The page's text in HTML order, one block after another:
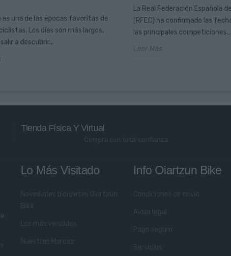
es una de las épocas favoritas de
Los días son más largos,
a descubrir...
La Real Federación Española
(RFEC) ha confirmado las
las principales competiciones...
Leer Más
Tienda Física Y Virtual
Lo Más Visitado Info Oiartzun Bike